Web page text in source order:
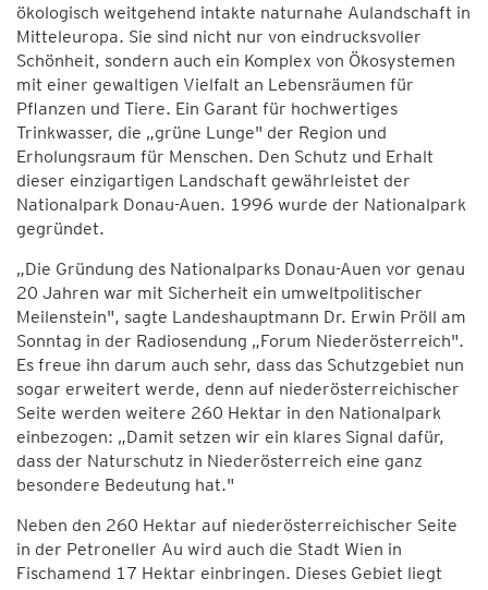
ökologisch weitgehend intakte naturnahe Aulandschaft in
Mitteleuropa. Sie sind nicht nur von eindrucksvoller
Schönheit, sondern auch ein Komplex von Ökosystemen
mit einer gewaltigen Vielfalt an Lebensräumen für
Pflanzen und Tiere. Ein Garant für hochwertiges
Trinkwasser, die „grüne Lunge" der Region und
Erholungsraum für Menschen. Den Schutz und Erhalt
dieser einzigartigen Landschaft gewährleistet der
Nationalpark Donau-Auen. 1996 wurde der Nationalpark
gegründet.
„Die Gründung des Nationalparks Donau-Auen vor genau
20 Jahren war mit Sicherheit ein umweltpolitischer
Meilenstein", sagte Landeshauptmann Dr. Erwin Pröll am
Sonntag in der Radiosendung „Forum Niederösterreich".
Es freue ihn darum auch sehr, dass das Schutzgebiet nun
sogar erweitert werde, denn auf niederösterreichischer
Seite werden weitere 260 Hektar in den Nationalpark
einbezogen: „Damit setzen wir ein klares Signal dafür,
dass der Naturschutz in Niederösterreich eine ganz
besondere Bedeutung hat."
Neben den 260 Hektar auf niederösterreichischer Seite
in der Petroneller Au wird auch die Stadt Wien in
Fischamend 17 Hektar einbringen. Dieses Gebiet liegt